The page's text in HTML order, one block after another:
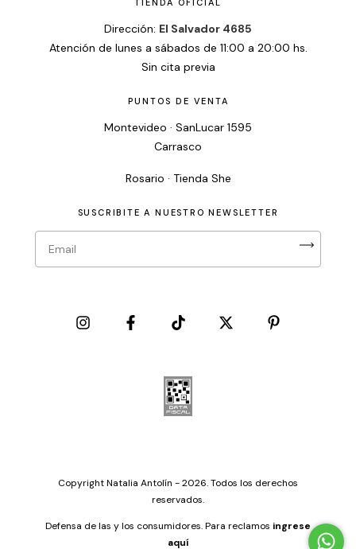
Dirección: El Salvador 4685
Atención de lunes a sábados de 11:00 a 20:00 hs.
Sin cita previa
PUNTOS DE VENTA
Montevideo · SanLucar 1595
Carrasco
Rosario · Tienda She
SUSCRIBITE A NUESTRO NEWSLETTER
Copyright Natalia Antolín - 2026. Todos los derechos
reservados.
Defensa de las y los consumidores. Para reclamos ingrese
aquí